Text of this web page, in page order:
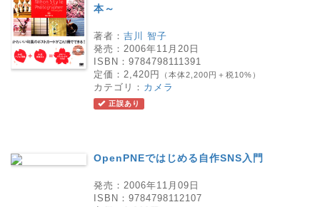
本～
著者： 吉川 智子
発売： 2006年11月20日
ISBN： 9784798111391
定価： 2,420円 （本体2,200円＋税10%）
カテゴリ： カメラ
正誤あり
OpenPNEではじめる自作SNS入門
発売： 2006年11月09日
ISBN： 9784798112107